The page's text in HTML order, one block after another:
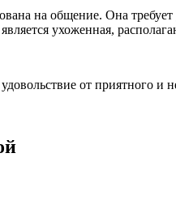
на общение. Она
ухоженная,
от приятного и